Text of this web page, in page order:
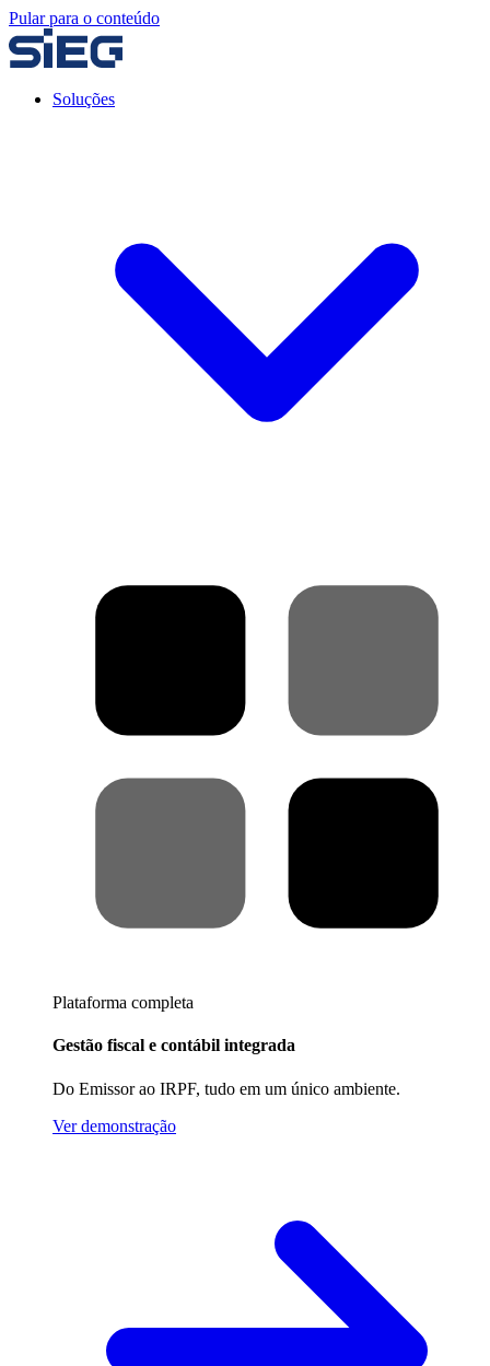
Pular para o conteúdo
Soluções
Plataforma completa
Gestão fiscal e contábil integrada
Do Emissor ao IRPF, tudo em um único ambiente.
Ver demonstração